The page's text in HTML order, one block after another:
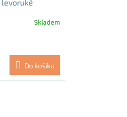
Skladem
Do košíku